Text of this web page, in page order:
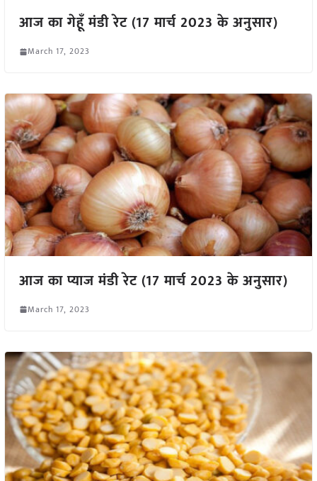
आज का गेहूँ मंडी रेट (17 मार्च 2023 के अनुसार)
March 17, 2023
आज का प्याज मंडी रेट (17 मार्च 2023 के अनुसार)
March 17, 2023